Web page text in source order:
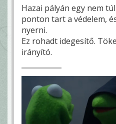
Hazai pályán egy nem
ponton tart a védelem,
nyerni.
Ez rohadt idegesítő.
irányító.